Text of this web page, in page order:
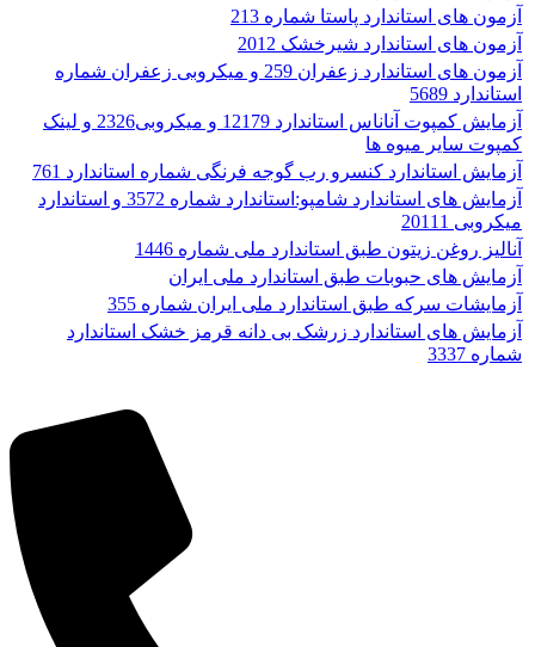
آزمون های استاندارد پاستا شماره 213
آزمون های استاندارد شیرخشک 2012
آزمون های استاندارد زعفران 259 و میکروبی زعفران شماره
استاندارد 5689
آزمایش کمپوت آناناس استاندارد 12179 و میکروبی2326 و لینک
کمپوت سایر میوه ها
آزمایش استاندارد کنسرو رب گوجه فرنگی شماره استاندارد 761
آزمایش های استاندارد شامپو:استاندارد شماره 3572 و استاندارد
میکروبی 20111
آنالیز روغن زیتون طبق استاندارد ملی شماره 1446
آزمایش های حبوبات طبق استاندارد ملی ایران
آزمایشات سرکه طبق استاندارد ملی ایران شماره 355
آزمایش های استاندارد زرشک بی دانه قرمز خشک استاندارد
شماره 3337